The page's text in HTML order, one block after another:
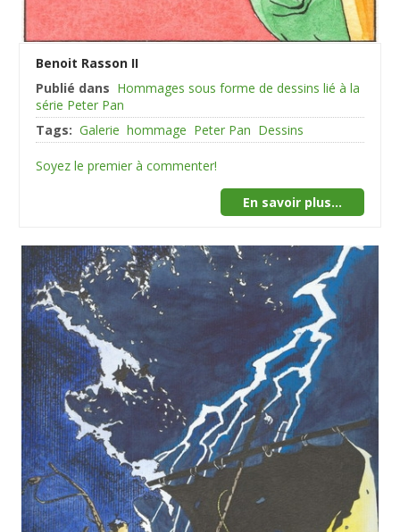
Benoit Rasson II
Publié dans Hommages sous forme de dessins lié à la
série Peter Pan
Tags: Galerie hommage Peter Pan Dessins
Soyez le premier à commenter!
En savoir plus...